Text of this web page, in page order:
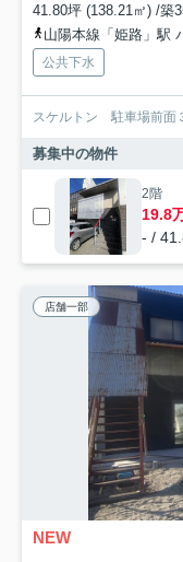
41.80坪 (138.21㎡) /築
山陽本線「姫路」駅
公共下水
スケルトン 駐車場前面
募集中の物件
2階
19.8
- /
店舗一部
NEW